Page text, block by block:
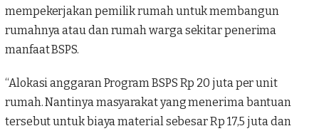
mempekerjakan pemilik rumah untuk membangun
rumahnya atau dan rumah warga sekitar penerima
manfaatBSPS.
“Alokasi anggaran Program BSPS Rp 20 juta per unit
rumah. Nantinya masyarakat yang menerima bantuan
tersebut untuk biaya material sebesar Rp 17,5 juta dan